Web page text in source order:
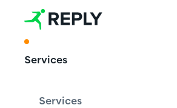
Services
Services
Mit Reply
Lagersysteme